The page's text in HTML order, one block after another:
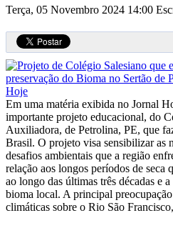
Terça, 05 Novembro 2024 14:00
Em uma matéria exibida no Jornal
importante projeto educacional, do
Auxiliadora, de Petrolina, PE, que
Brasil. O projeto visa sensibilizar as
desafios ambientais que a região
relação aos longos períodos de seca
ao longo das últimas três décadas e
bioma local. A principal
climáticas sobre o Rio São